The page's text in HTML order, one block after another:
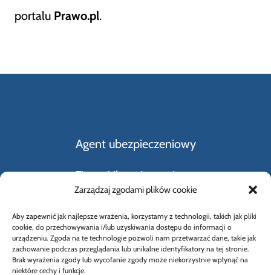
Zarządzaj zgodami plików cookie
Aby zapewnić jak najlepsze wrażenia, korzystamy z technologii, takich jak pliki
cookie, do przechowywania i/lub uzyskiwania dostępu do informacji o
urządzeniu. Zgoda na te technologie pozwoli nam przetwarzać dane, takie jak
zachowanie podczas przeglądania lub unikalne identyfikatory na tej stronie.
Brak wyrażenia zgody lub wycofanie zgody może niekorzystnie wpłynąć na
niektóre cechy i funkcje.
portalu Prawo.pl.
Agent ubezpieczeniowy
Firmy Ubezpieczeniowe
Rodzaje ubezpieczeń
Słownik Pojęć Ubezpieczeniowych